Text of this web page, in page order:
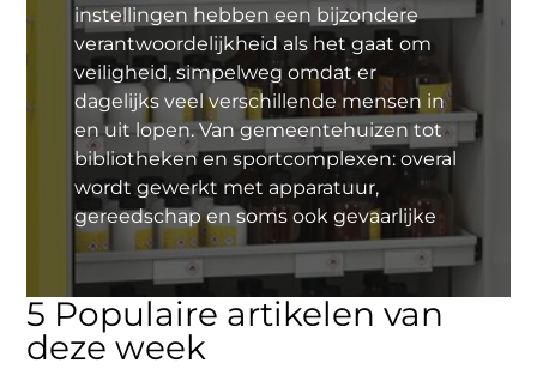
instellingen hebben een bijzondere
verantwoordelijkheid als het gaat om
veiligheid, simpelweg omdat er
dagelijks veel verschillende mensen in
en uit lopen. Van gemeentehuizen tot
bibliotheken en sportcomplexen: overal
wordt gewerkt met apparatuur,
gereedschap en soms ook gevaarlijke
5 Populaire artikelen van
deze week